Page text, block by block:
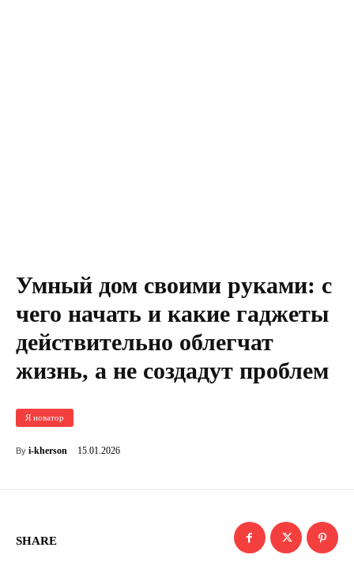
Умный дом своими руками: с
чего начать и какие гаджеты
действительно облегчат
жизнь, а не создадут проблем
Я новатор
By i-kherson 15.01.2026
SHARE